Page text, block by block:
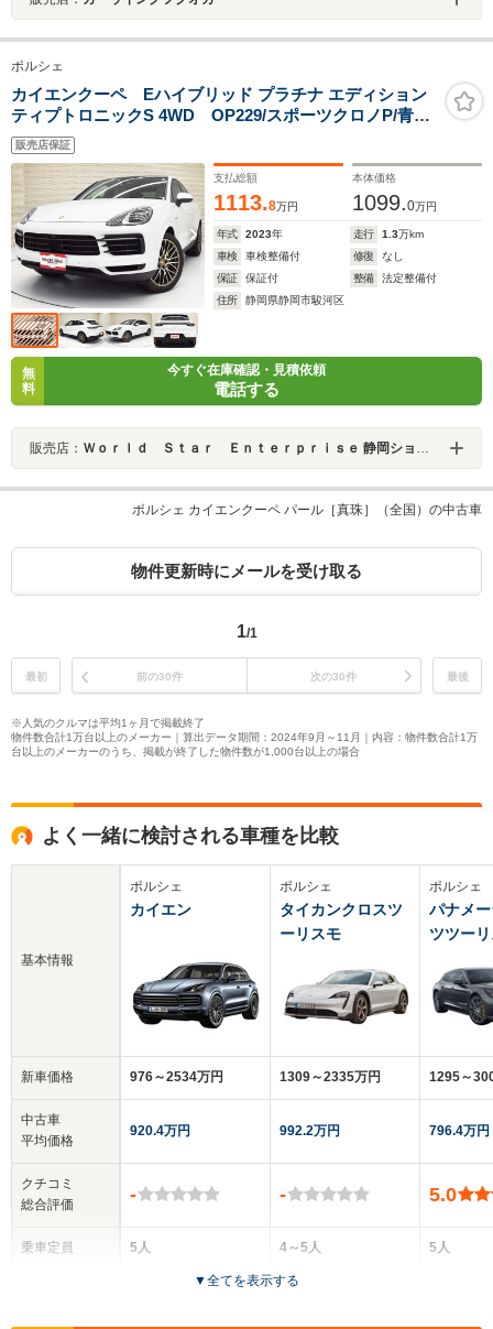
ポルシェ
カイエンクーペ Eハイブリッド プラチナ エディション
ティプトロニックS 4WD OP229/スポーツクロノP/青灰
革/PDLS/BOSE
販売店保証
支払総額
1113.8万円
本体価格
1099.0万円
年式 2023年 走行 1.3万km
車検
車検整備付 修復
なし
保証
保証付 整備
法定整備付
住所
静岡県静岡市駿河区
無
料
今すぐ在庫確認・見積依頼
電話する
販売店： Ｗｏｒｌｄ Ｓｔａｒ Ｅｎｔｅｒｐｒｉｓｅ 静岡ショールーム
ポルシェ カイエンクーペ パール［真珠］（全国）の中古車
物件更新時にメールを受け取る
1/1
最初 前の30件 次の30件 最後
※人気のクルマは平均1ヶ月で掲載終了
物件数合計1万台以上のメーカー｜算出データ期間：2024年9月～11月｜内容：物件数合計1万
台以上のメーカーのうち、掲載が終了した物件数が1,000台以上の場合
よく一緒に検討される車種を比較
基本情報
新車価格
中古車
平均価格
クチコミ
総合評価
乗車定員
ポルシェ
カイエン
976～2534万円
920.4万円
-
5人
ポルシェ
タイカンクロスツ
ーリスモ
1309～2335万円
992.2万円
-
4～5人
5ドア
ポルシェ
パナメ
ツツー
1295～
796.4万円
5.0
5人
▼全てを表示する